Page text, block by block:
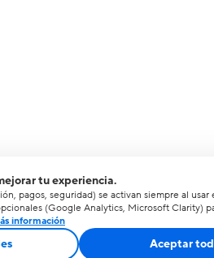
tu experiencia.
pagos, seguridad) se activan siempre al usar
(Google Analytics, Microsoft Clarity)
información
Aceptar